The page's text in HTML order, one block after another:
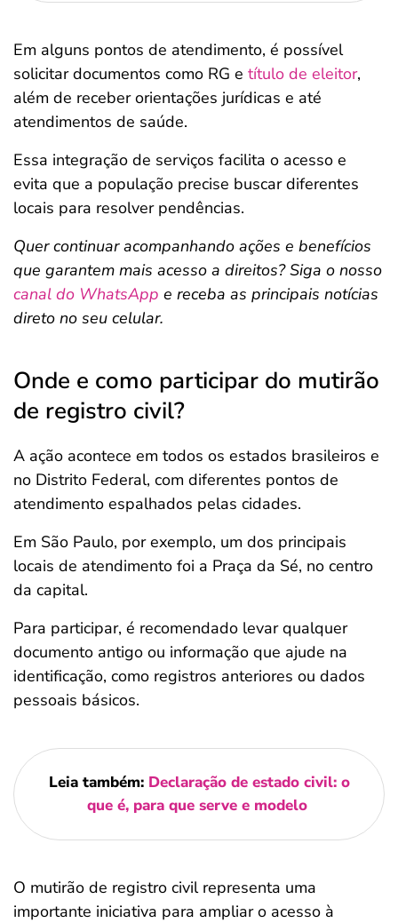
Em alguns pontos de atendimento, é possível
solicitar documentos como RG e título de eleitor,
além de receber orientações jurídicas e até
atendimentos de saúde.
Essa integração de serviços facilita o acesso e
evita que a população precise buscar diferentes
locais para resolver pendências.
Quer continuar acompanhando ações e benefícios
que garantem mais acesso a direitos? Siga o nosso
canal do WhatsApp e receba as principais notícias
direto no seu celular.
Onde e como participar do mutirão
de registro civil?
A ação acontece em todos os estados brasileiros e
no Distrito Federal, com diferentes pontos de
atendimento espalhados pelas cidades.
Em São Paulo, por exemplo, um dos principais
locais de atendimento foi a Praça da Sé, no centro
da capital.
Para participar, é recomendado levar qualquer
documento antigo ou informação que ajude na
identificação, como registros anteriores ou dados
pessoais básicos.
Leia também: Declaração de estado civil: o
que é, para que serve e modelo
O mutirão de registro civil representa uma
importante iniciativa para ampliar o acesso à